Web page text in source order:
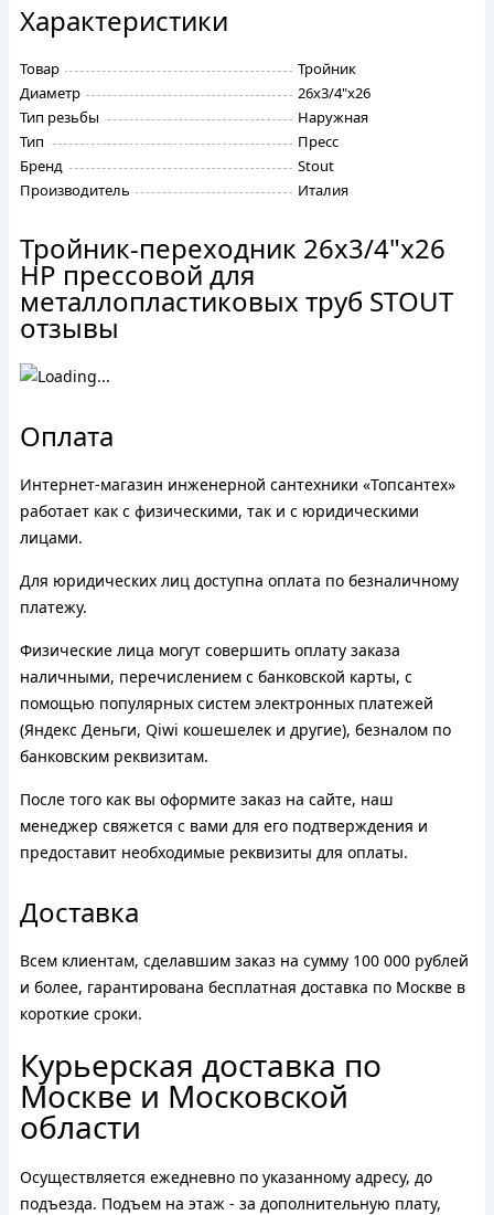
Характеристики
Товар
Тройник
Диаметр
26х3/4"х26
Тип резьбы
Наружная
Тип
Пресс
Бренд
Stout
Производитель
Италия
Тройник-переходник 26х3/4"х26
НР прессовой для
металлопластиковых труб STOUT
отзывы
Оплата
Интернет-магазин инженерной сантехники «Топсантех»
работает как с физическими, так и с юридическими
лицами.
Для юридических лиц доступна оплата по безналичному
платежу.
Физические лица могут совершить оплату заказа
наличными, перечислением с банковской карты, с
помощью популярных систем электронных платежей
(Яндекс Деньги, Qiwi кошешелек и другие), безналом по
банковским реквизитам.
После того как вы оформите заказ на сайте, наш
менеджер свяжется с вами для его подтверждения и
предоставит необходимые реквизиты для оплаты.
Доставка
Всем клиентам, сделавшим заказ на сумму 100 000 рублей
и более, гарантирована бесплатная доставка по Москве в
короткие сроки.
Курьерская доставка по
Москве и Московской
области
Осуществляется ежедневно по указанному адресу, до
подъезда. Подъем на этаж - за дополнительную плату,